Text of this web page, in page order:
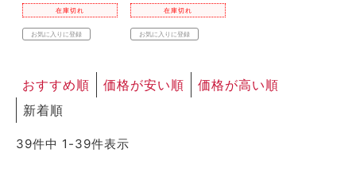
在庫切れ
お気に入りに登録
在庫切れ
お気に入りに登録
おすすめ順 価格が安い順
価格が高い順
新着順
39件中 1 -39件表示